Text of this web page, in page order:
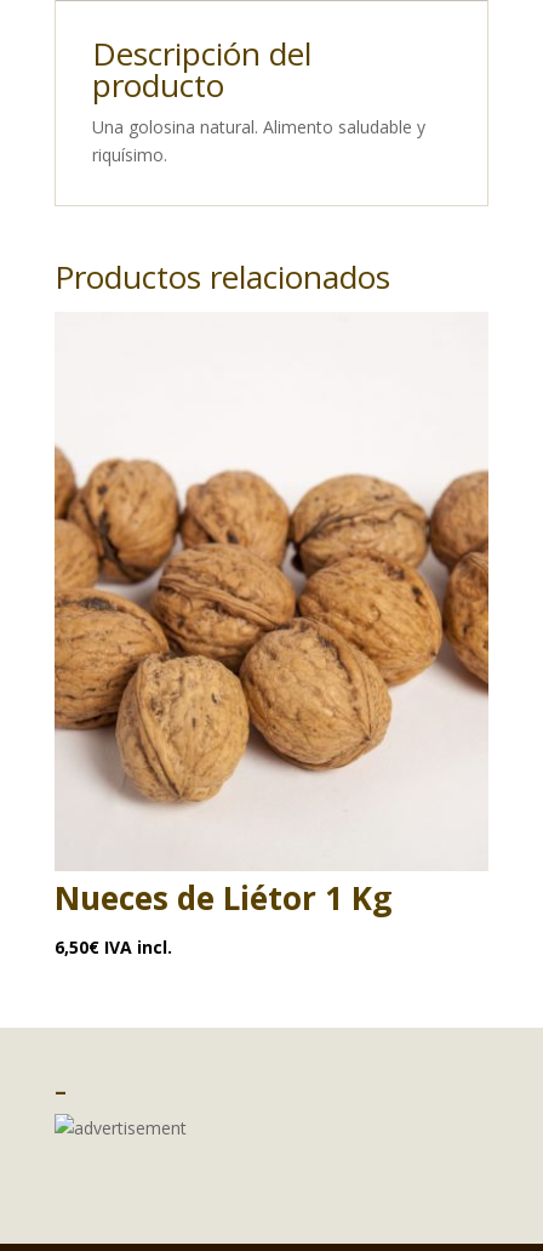
Descripción del
producto
Una golosina natural. Alimento saludable y
riquísimo.
Productos relacionados
Nueces de Liétor 1 Kg
6,50€ IVA incl.
–